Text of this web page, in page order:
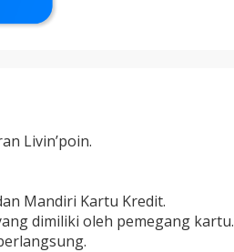
Livin’poin.
Mandiri Kartu Kredit.
dimiliki oleh pemegang kartu.